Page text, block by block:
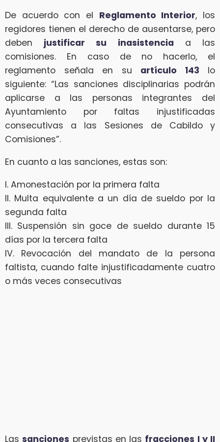
De acuerdo con el Reglamento Interior, los
regidores tienen el derecho de ausentarse, pero
deben justificar su inasistencia a las
comisiones. En caso de no hacerlo, el
reglamento señala en su artículo 143 lo
siguiente: “Las sanciones disciplinarias podrán
aplicarse a las personas integrantes del
Ayuntamiento por faltas injustificadas
consecutivas a las Sesiones de Cabildo y
Comisiones”.
En cuanto a las sanciones, estas son:
I. Amonestación por la primera falta
II. Multa equivalente a un día de sueldo por la
segunda falta
III. Suspensión sin goce de sueldo durante 15
días por la tercera falta
IV. Revocación del mandato de la persona
faltista, cuando falte injustificadamente cuatro
o más veces consecutivas
Lassanciones previstas en las fracciones I y II